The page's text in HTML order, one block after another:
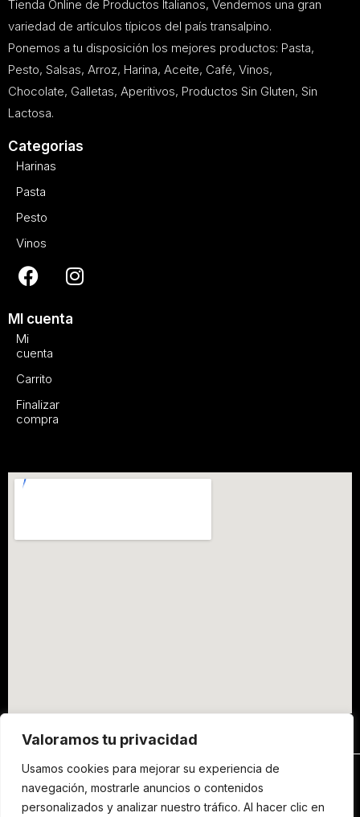
Valoramos tu privacidad
Usamos cookies para mejorar su experiencia de
navegación, mostrarle anuncios o contenidos
personalizados y analizar nuestro tráfico. Al hacer clic en
Tienda Online de Productos Italianos, Vendemos una gran
variedad de artículos típicos del país transalpino.
Ponemos a tu disposición los mejores productos: Pasta,
Pesto, Salsas, Arroz, Harina, Aceite, Café, Vinos,
Chocolate, Galletas, Aperitivos, Productos Sin Gluten, Sin
Lactosa.
Categorias
Harinas
Pasta
Pesto
Vinos
MI cuenta
Mi
cuenta
Carrito
Finalizar
compra
Copyright ©2000- 2026 Lepazze Shop |